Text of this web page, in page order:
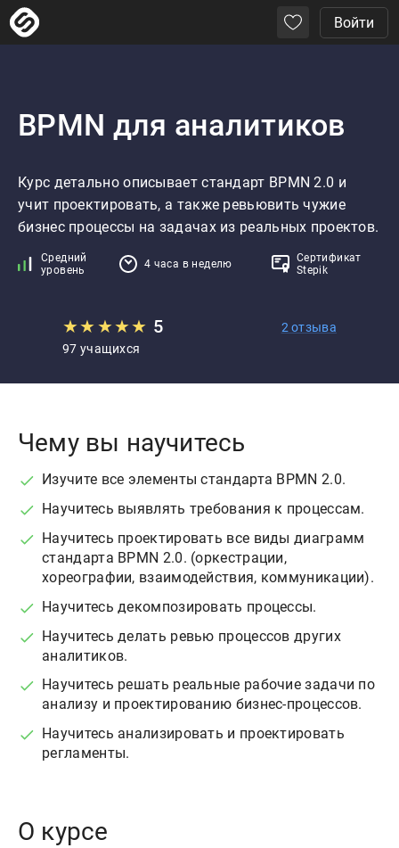
Войти
BPMN для аналитиков
Курс детально описывает стандарт BPMN 2.0 и
учит проектировать, а также ревьювить чужие
бизнес процессы на задачах из реальных проектов.
Средний
уровень
4 часа в неделю
Сертификат
Stepik
★★★★★ 5
2 отзыва
97 учащихся
Чему вы научитесь
Изучите все элементы стандарта BPMN 2.0.
Научитесь выявлять требования к процессам.
Научитесь проектировать все виды диаграмм
стандарта BPMN 2.0. (оркестрации,
хореографии, взаимодействия, коммуникации).
Научитесь декомпозировать процессы.
Научитесь делать ревью процессов других
аналитиков.
Научитесь решать реальные рабочие задачи по
анализу и проектированию бизнес-процессов.
Научитесь анализировать и проектировать
регламенты.
О курсе